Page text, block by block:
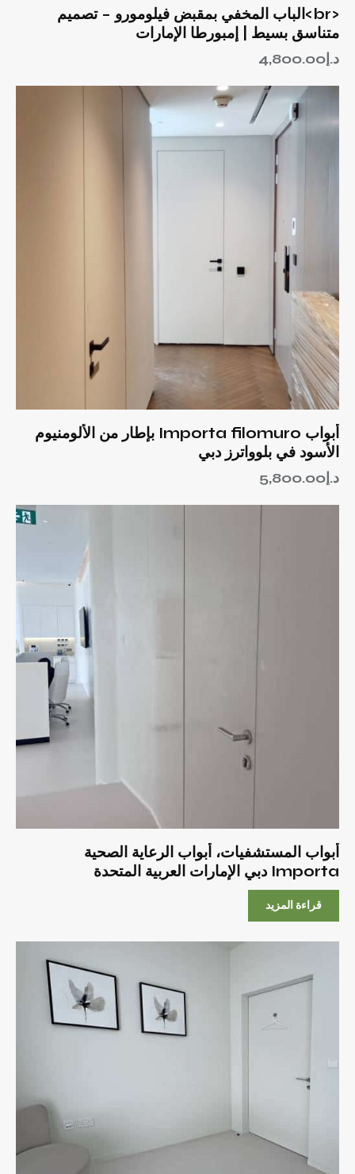
<br>الباب المخفي بمقبض فيلومورو – تصميم
متناسق بسيط | إمبورطا الإمارات
د.إ4,800.00
أبواب Importa filomuro بإطار من الألومنيوم
الأسود في بلوواترز دبي
د.إ5,800.00
أبواب المستشفيات، أبواب الرعاية الصحية
Importa دبي الإمارات العربية المتحدة
قراءة المزيد